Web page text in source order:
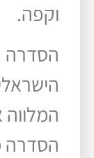
וקפה.
הסדרה
הסדרה